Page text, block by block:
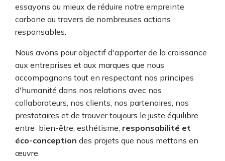
essayons au mieux de réduire notre empreinte
carbone au travers de nombreuses actions
responsables.
Nous avons pour objectif d'apporter de la croissance
aux entreprises et aux marques que nous
accompagnons tout en respectant nos principes
d'humanité dans nos relations avec nos
collaborateurs, nos clients, nos partenaires, nos
prestataires et de trouver toujours le juste équilibre
entre bien-être, esthétisme, responsabilité et
éco-conception des projets que nous mettons en
œuvre.